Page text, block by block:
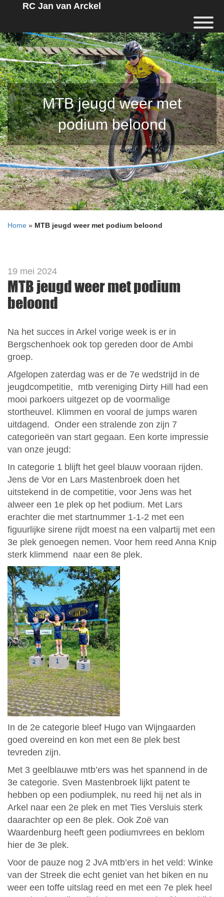
RC Jan van Arckel
MTB jeugd weer met
podium beloond
Home » MTB jeugd weer met podium beloond
19 mei 2024
MTB jeugd weer met podium
beloond
Na het succes in Arkel vorige week is er in
Bergschenhoek ook top gereden door de Ambi
groep.
Afgelopen zaterdag was er de 7e wedstrijd in de
jeugdcompetitie, mtb vereniging Dirty Hill had een
mooi parkoers uitgezet op de voormalige
stortheuvel. Klimmen en vooral de jumps waren
uitdagend. Onder een stralende zon zijn 7
categorieën van start gegaan. Een korte impressie
van onze jeugd:
In categorie 1 blijft het geel blauw vooraan rijden.
Jens de Vor en Lars Mastenbroek doen het
uitstekend in de competitie, voor Jens was het
alweer een 1e plek op het podium. Met Lars
erachter die met startnummer 1-1-2 met een
figuurlijke sirene rijdt moest na een valpartij met een
3e plek genoegen nemen. Voor hem reed Anna Knip
sterk klimmend naar een 8e plek.
In de 2e categorie bleef Hugo van Wijngaarden
goed overeind en kon met een 8e plek best
tevreden zijn.
Met 3 geelblauwe mtb’ers was het spannend in de
3e categorie. Sven Mastenbroek lijkt patent te
hebben op een podiumplek, nu reed hij net als in
Arkel naar een 2e plek en met Ties Versluis sterk
daarachter op een 8e plek. Ook Zoë van
Waardenburg heeft geen podiumvrees en beklom
hier de 3e plek.
Voor de pauze nog 2 JvA mtb’ers in het veld: Winke
van der Streek die echt geniet van het biken en nu
weer een toffe uitslag reed en met een 7e plek heel